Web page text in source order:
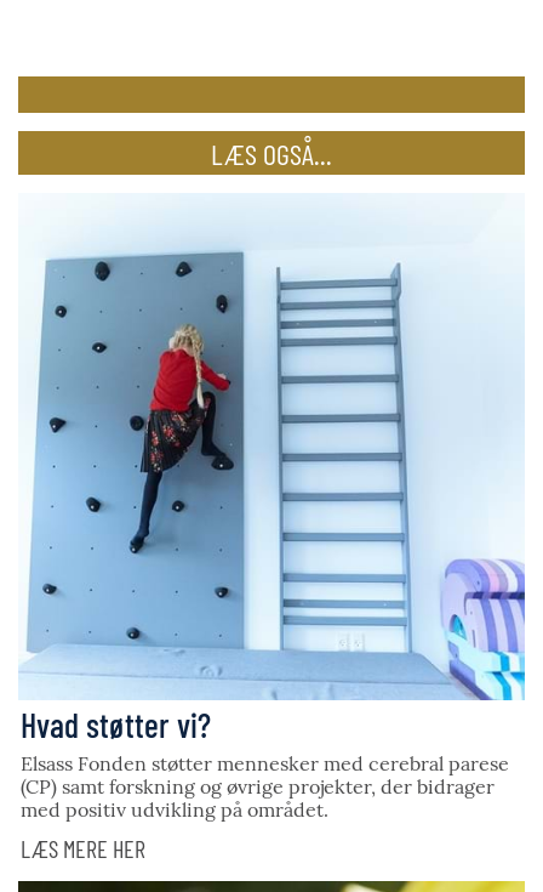
LÆS OGSÅ...
Hvad støtter vi?
Elsass Fonden støtter mennesker med cerebral parese
(CP) samt forskning og øvrige projekter, der bidrager
med positiv udvikling på området.
LÆS MERE HER